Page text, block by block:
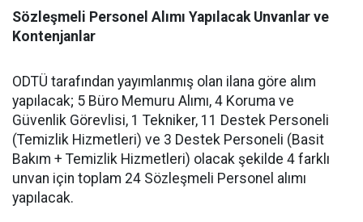
Sözleşmeli Personel Alımı Yapılacak Unvanlar ve
Kontenjanlar
ODTÜ tarafından yayımlanmış olan ilana göre alım
yapılacak; 5 Büro Memuru Alımı, 4 Koruma ve
Güvenlik Görevlisi, 1 Tekniker, 11 Destek Personeli
(Temizlik Hizmetleri) ve 3 Destek Personeli (Basit
Bakım + Temizlik Hizmetleri) olacak şekilde 4 farklı
unvan için toplam 24 Sözleşmeli Personel alımı
yapılacak.